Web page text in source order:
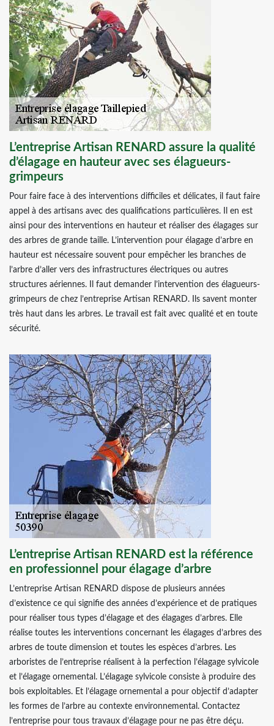
L’entreprise Artisan RENARD assure la qualité
d’élagage en hauteur avec ses élagueurs-
grimpeurs
Pour faire face à des interventions difficiles et délicates, il faut faire
appel à des artisans avec des qualifications particulières. Il en est
ainsi pour des interventions en hauteur et réaliser des élagages sur
des arbres de grande taille. L’intervention pour élagage d’arbre en
hauteur est nécessaire souvent pour empêcher les branches de
l’arbre d’aller vers des infrastructures électriques ou autres
structures aériennes. Il faut demander l’intervention des élagueurs-
grimpeurs de chez l’entreprise Artisan RENARD. Ils savent monter
très haut dans les arbres. Le travail est fait avec qualité et en toute
sécurité.
L’entreprise Artisan RENARD est la référence
en professionnel pour élagage d’arbre
L’entreprise Artisan RENARD dispose de plusieurs années
d’existence ce qui signifie des années d’expérience et de pratiques
pour réaliser tous types d’élagage et des élagages d’arbres. Elle
réalise toutes les interventions concernant les élagages d’arbres des
arbres de toute dimension et toutes les espèces d’arbres. Les
arboristes de l’entreprise réalisent à la perfection l’élagage sylvicole
et l’élagage ornemental. L’élagage sylvicole consiste à produire des
bois exploitables. Et l’élagage ornemental a pour objectif d’adapter
les formes de l’arbre au contexte environnemental. Contactez
l’entreprise pour tous travaux d’élagage pour ne pas être déçu.